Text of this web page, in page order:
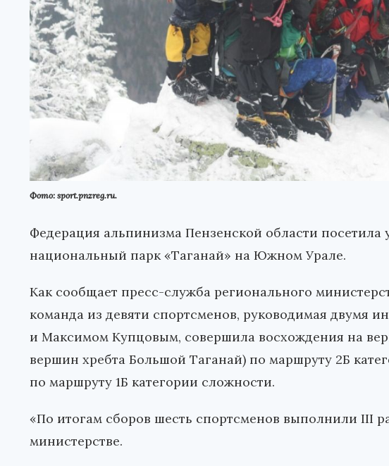
Фото: sport.pnzreg.ru.
Федерация альпинизма Пензенской области посетила
национальный парк «Таганай» на Южном Урале.
Как сообщает пресс-служба регионального
команда из девяти спортсменов, руководимая двумя
и Максимом Купцовым, совершила восхождения на
вершин хребта Большой Таганай) по маршруту 2Б
по маршруту 1Б категории сложности.
«По итогам сборов шесть спортсменов выполнили III
министерстве.